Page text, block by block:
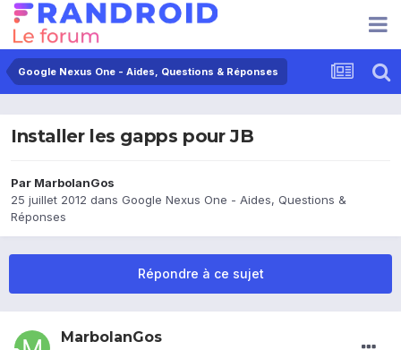
Google Nexus One - Aides, Questions & Réponses
Installer les gapps pour JB
Par MarbolanGos
25 juillet 2012 dans Google Nexus One - Aides, Questions &
Réponses
Répondre à ce sujet
MarbolanGos